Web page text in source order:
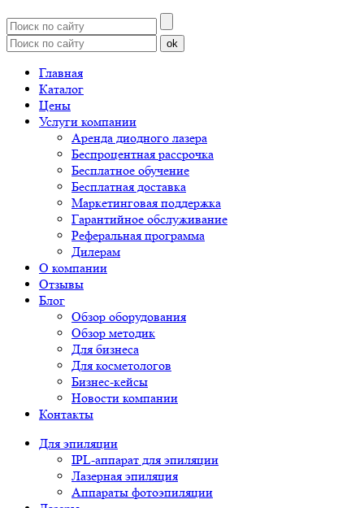
ok
Главная
Каталог
Цены
Услуги компании
Аренда диодного лазера
Беспроцентная рассрочка
Бесплатное обучение
Бесплатная доставка
Маркетинговая поддержка
Гарантийное обслуживание
Реферальная программа
Дилерам
О компании
Отзывы
Блог
Обзор оборудования
Обзор методик
Для бизнеса
Для косметологов
Бизнес-кейсы
Новости компании
Контакты
Для эпиляции
IPL-аппарат для эпиляции
Лазерная эпиляция
Аппараты фотоэпиляции